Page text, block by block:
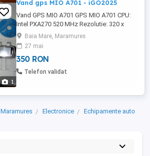
1
Vand gps MIO A701 - iGO2025
Vand GPS MIO A701 GPS MIO A701 CPU:
Intel PXA270 520 MHz Rezolutie: 320 x
240, 65K culori. Navigatie: iGo 2025 Pret
350 lei
Baia Mare, Maramures
27 mai
350 RON
Telefon validat
Maramures Electronice
Echipamente auto